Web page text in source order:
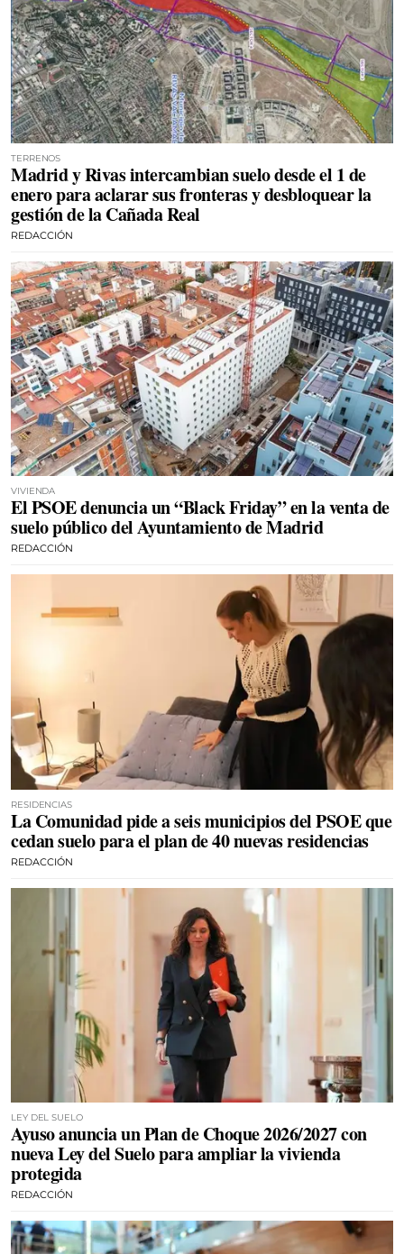
TERRENOS
Madrid y Rivas intercambian suelo desde el 1 de
enero para aclarar sus fronteras y desbloquear la
gestión de la Cañada Real
REDACCIÓN
VIVIENDA
El PSOE denuncia un “Black Friday” en la venta de
suelo público del Ayuntamiento de Madrid
REDACCIÓN
RESIDENCIAS
La Comunidad pide a seis municipios del PSOE que
cedan suelo para el plan de 40 nuevas residencias
REDACCIÓN
LEY DEL SUELO
Ayuso anuncia un Plan de Choque 2026/2027 con
nueva Ley del Suelo para ampliar la vivienda
protegida
REDACCIÓN